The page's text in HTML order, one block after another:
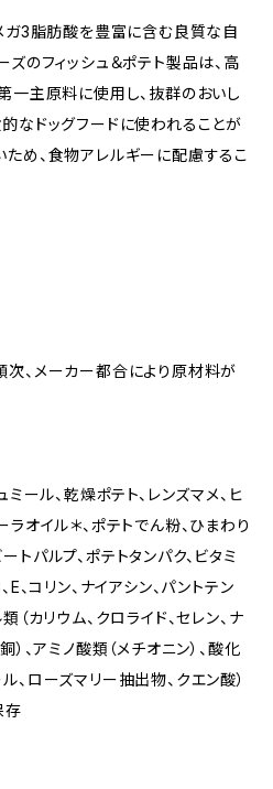
ガ3脂肪酸を豊富に含む良質な自
ズのフィッシュ＆ポテト製品は、高
一主原料に使用し、抜群のおいし
なドッグフードに使われることが
ため、食物アレルギーに配慮するこ
次、メーカー都合により原材料が
ミール、乾燥ポテト、レンズマメ、ヒ
ラオイル＊、ポテトでん粉、ひまわり
トパルプ、ポテトタンパク、ビタミ
E、コリン、ナイアシン、パントテン
（カリウム、クロライド、セレン、ナ
）、アミノ酸類（メチオニン）、酸化
、ローズマリー抽出物、クエン酸）
存